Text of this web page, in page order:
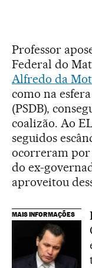
Professor
Federal do
Alfredo da
como na
(PSDB),
coalizão. Ao
seguidos
ocorreram por
do ex-
aproveitou
MAIS INFORMAÇÕES